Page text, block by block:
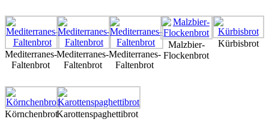
Mediterranes-
Faltenbrot
Mediterranes-
Faltenbrot
Mediterranes-
Faltenbrot
Malzbier-
Flockenbrot
Kürbisbrot
KörnchenbrotKarottenspaghettibrot